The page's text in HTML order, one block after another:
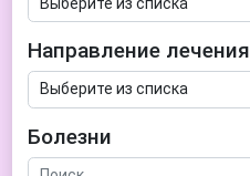
Направление лечения
Болезни